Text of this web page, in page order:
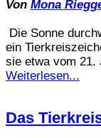
Von Mona
Die Sonne
ein
sie etwa vom 21.
Weiterlesen...
Das